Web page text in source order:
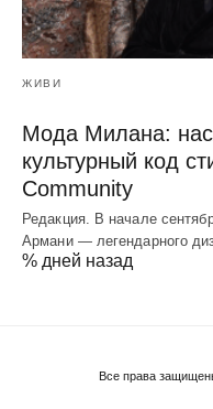
ЖИВИ
Мода Милана:
культурный код
Community
Редакция. В начале
Армани — легендарного
% дней назад
Все права